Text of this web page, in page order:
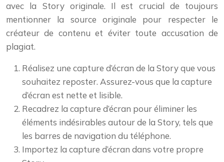
avec la Story originale. Il est crucial de toujours
mentionner la source originale pour respecter le
créateur de contenu et éviter toute accusation de
plagiat.
Réalisez une capture d’écran de la Story que vous
souhaitez reposter. Assurez-vous que la capture
d’écran est nette et lisible.
Recadrez la capture d’écran pour éliminer les
éléments indésirables autour de la Story, tels que
les barres de navigation du téléphone.
Importez la capture d’écran dans votre propre